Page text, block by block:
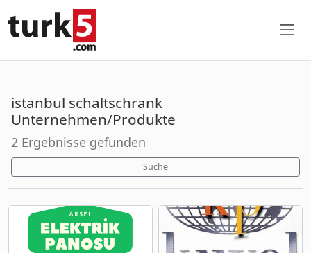
istanbul schaltschrank
Unternehmen/Produkte
2 Ergebnisse gefunden
Suche